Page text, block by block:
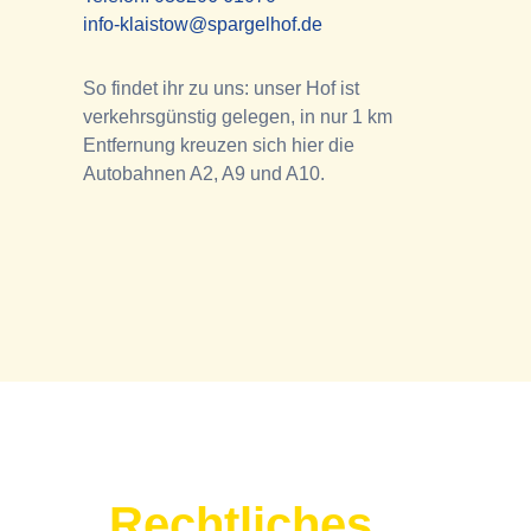
info-klaistow@spargelhof.de
So findet ihr zu uns: unser Hof ist
verkehrsgünstig gelegen, in nur 1 km
Entfernung kreuzen sich hier die
Autobahnen A2, A9 und A10.